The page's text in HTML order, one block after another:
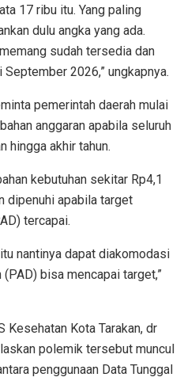
17 ribu itu. Yang paling
dulu angka yang ada.
sudah tersedia dan
2026,” ungkapnya.
pemerintah daerah mulai
anggaran apabila seluruh
hingga akhir tahun.
kebutuhan sekitar Rp4,1
dipenuhi apabila target
tercapai.
nantinya dapat diakomodasi
bisa mencapai target,”
Kesehatan Kota Tarakan, dr
polemik tersebut muncul
penggunaan Data Tunggal